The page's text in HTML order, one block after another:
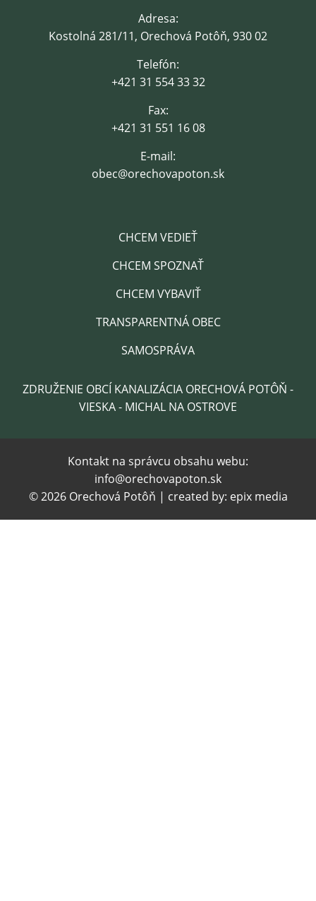
CHCEM VEDIEŤ
CHCEM SPOZNAŤ
CHCEM VYBAVIŤ
TRANSPARENTNÁ OBEC
SAMOSPRÁVA
Adresa:
Kostolná 281/11, Orechová Potôň, 930 02
Telefón:
+421 31 554 33 32
Fax:
+421 31 551 16 08
E-mail:
obec@orechovapoton.sk
ZDRUŽENIE OBCÍ KANALIZÁCIA ORECHOVÁ POTÔŇ -
VIESKA - MICHAL NA OSTROVE
Kontakt na správcu obsahu webu:
info@orechovapoton.sk
© 2026 Orechová Potôň | created by: epix media